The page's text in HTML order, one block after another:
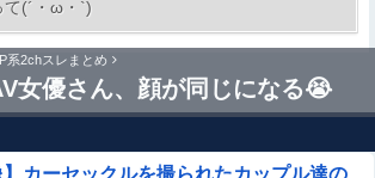
の”共有オカズ” にされる
ぱみゅぱみゅ 本名をさらりと告白
、高市政権の食料品減税を「天下の愚
て(´・ω・`)
系2chスレまとめ
女優さん、顔が同じになる😭